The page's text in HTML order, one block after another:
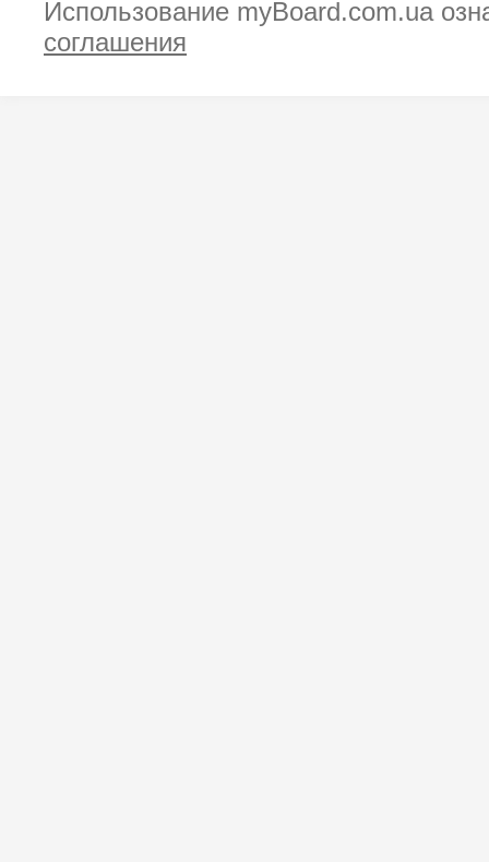
Использование myBoard.com.ua
соглашения